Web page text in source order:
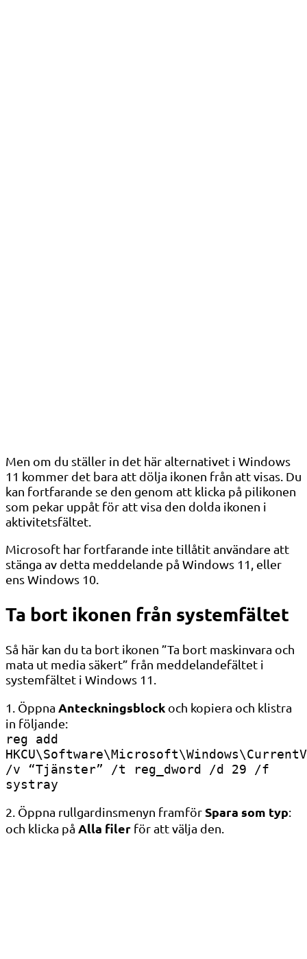
Men om du ställer in det här alternativet i Windows
11 kommer det bara att dölja ikonen från att visas. Du
kan fortfarande se den genom att klicka på pilikonen
som pekar uppåt för att visa den dolda ikonen i
aktivitetsfältet.
Microsoft har fortfarande inte tillåtit användare att
stänga av detta meddelande på Windows 11, eller
ens Windows 10.
Ta bort ikonen från systemfältet
Så här kan du ta bort ikonen ”Ta bort maskinvara och
mata ut media säkert” från meddelandefältet i
systemfältet i Windows 11.
1. Öppna Anteckningsblock och kopiera och klistra
in följande:
reg add
/v “Tjänster” /t reg_dword /d 29 /f
systray
2. Öppna rullgardinsmenyn framförSpara som typ:
och klicka på Alla filer för att välja den.